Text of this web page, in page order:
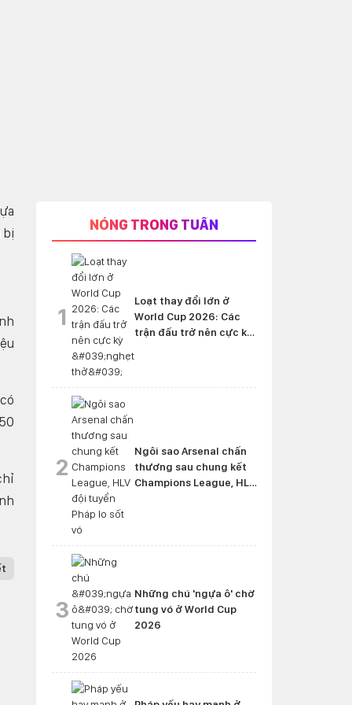
bị
NÓNG TRONG TUẦN
1
Loạt thay đổi lớn ở
World Cup 2026: Các
trận đấu trở nên cực kỳ
2
Ngôi sao Arsenal chấn
thương sau chung kết
Champions League, HLV
3
Những chú 'ngựa ô' chờ
tung vó ở World Cup
2026